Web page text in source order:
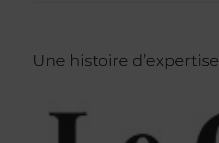
Une histoire d’expertise
agrandie